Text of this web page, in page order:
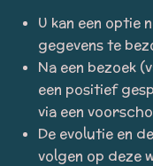
U kan een optie
gegevens te
Na een bezoek
een positief
via een
De evolutie en
volgen op deze